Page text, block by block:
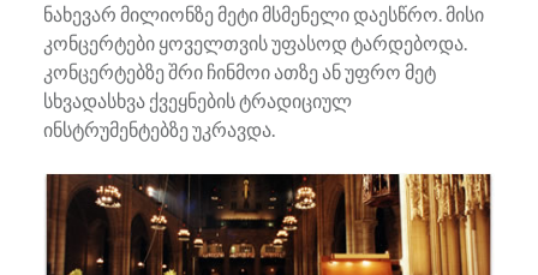
ნახევარ მილიონზე მეტი მსმენელი დაესწრო. მისი
კონცერტები ყოველთვის უფასოდ ტარდებოდა.
კონცერტებზე შრი ჩინმოი ათზე ან უფრო მეტ
სხვადასხვა ქვეყნების ტრადიციულ
ინსტრუმენტებზე უკრავდა.